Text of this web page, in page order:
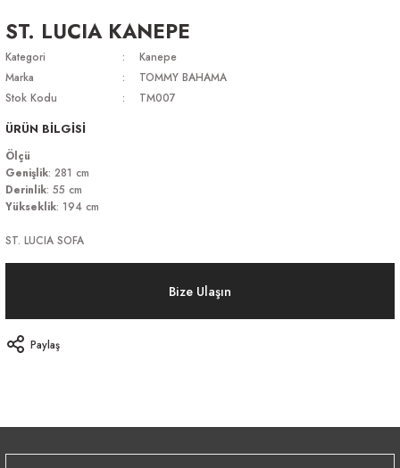
ST. LUCIA KANEPE
Kategori
Kanepe
Marka
TOMMY BAHAMA
Stok Kodu
TM007
ÜRÜN BİLGİSİ
Ölçü
Genişlik: 281 cm
Derinlik: 55 cm
Yükseklik: 194 cm
ST. LUCIA SOFA
Bize Ulaşın
Paylaş